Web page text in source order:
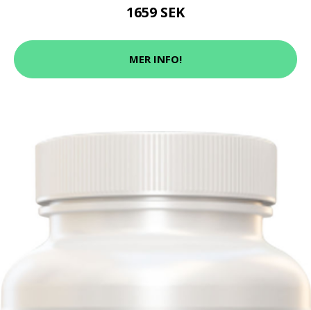
1659 SEK
MER INFO!